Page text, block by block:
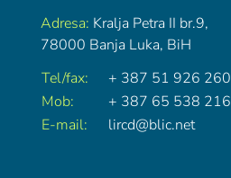
Adresa: Kralja Petra II br.9,
78000 Banja Luka, BiH
Tel/fax:
+ 387 51 926 260
Mob:
+ 387 65 538 216
E-mail:
lircd@blic.net